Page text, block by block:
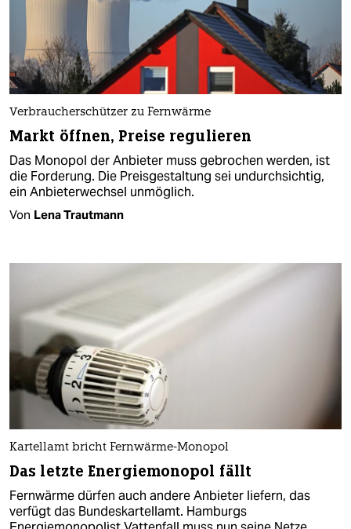
Verbraucherschützer zu Fernwärme
Markt öffnen, Preise regulieren
Das Monopol der Anbieter muss gebrochen werden, ist
die Forderung. Die Preisgestaltung sei undurchsichtig,
ein Anbieterwechsel unmöglich.
Von Lena Trautmann
Kartellamt bricht Fernwärme-Monopol
Das letzte Energiemonopol fällt
Fernwärme dürfen auch andere Anbieter liefern, das
verfügt das Bundeskartellamt. Hamburgs